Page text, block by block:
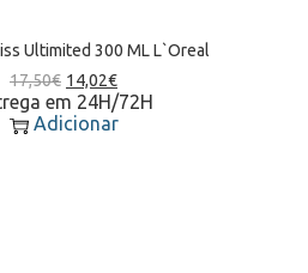
Ultimited 300 ML L`Oreal
17,50€ 14,02€
em 24H/72H
Adicionar